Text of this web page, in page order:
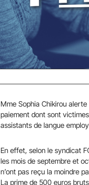
Mme Sophia Chikirou
paiement dont sont
assistants de langue
En effet, selon le syndicat
les mois de septembre et
n’ont pas reçu la moindre
La prime de 500 euros